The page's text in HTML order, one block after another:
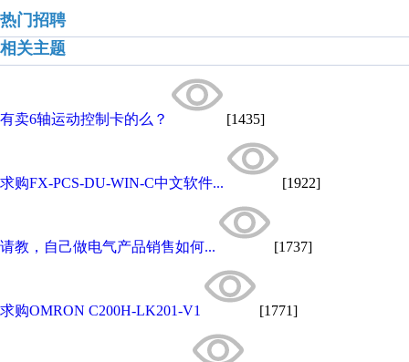
热门招聘
相关主题
有卖6轴运动控制卡的么？ [1435]
求购FX-PCS-DU-WIN-C中文软件... [1922]
请教，自己做电气产品销售如何... [1737]
求购OMRON C200H-LK201-V1 [1771]